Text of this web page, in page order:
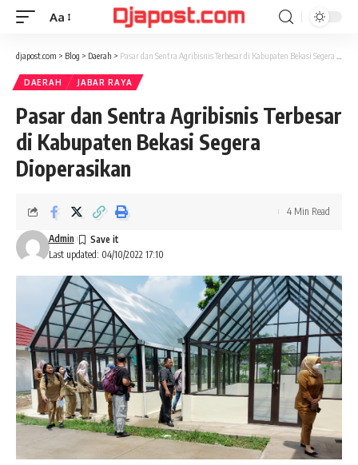
Font
Aa
djapost.com > Blog > Daerah > Pasar dan Sentra Agribisnis Terbesar di Kabupaten Bekasi Segera Dioperasikan
DAERAH JABAR RAYA
Pasar dan Sentra Agribisnis Terbesar
di Kabupaten Bekasi Segera
Dioperasikan
Last updated: 04/10/2022 17:10
Admin
4 Min Read